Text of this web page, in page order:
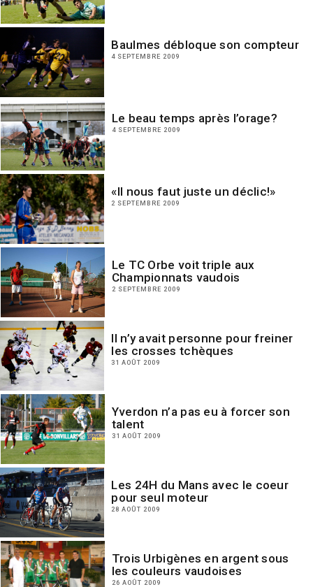
Baulmes débloque son compteur
4 SEPTEMBRE 2009
Le beau temps après l’orage?
4 SEPTEMBRE 2009
«Il nous faut juste un déclic!»
2 SEPTEMBRE 2009
Le TC Orbe voit triple aux
Championnats vaudois
2 SEPTEMBRE 2009
Il n’y avait personne pour freiner
les crosses tchèques
31 AOÛT 2009
Yverdon n’a pas eu à forcer son
talent
31 AOÛT 2009
Les 24H du Mans avec le coeur
pour seul moteur
28 AOÛT 2009
Trois Urbigènes en argent sous
les couleurs vaudoises
26 AOÛT 2009